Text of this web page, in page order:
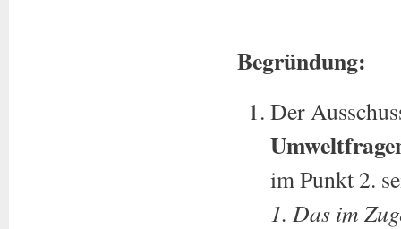
Begründung:
Der
im Punkt 2.
1. Das im